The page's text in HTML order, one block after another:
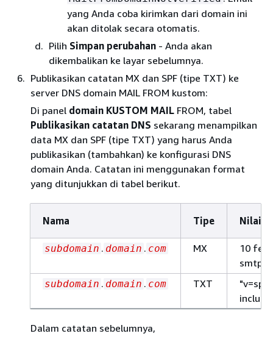
yang Anda coba kirimkan dari domain ini
akan ditolak secara otomatis.
Pilih Simpan perubahan - Anda akan
dikembalikan ke layar sebelumnya.
Publikasikan catatan MX dan SPF (tipe TXT) ke
server DNS domain MAIL FROM kustom:
Di panel domain KUSTOM MAIL FROM, tabel
Publikasikan catatan DNS sekarang menampilkan
data MX dan SPF (tipe TXT) yang harus Anda
publikasikan (tambahkan) ke konfigurasi DNS
domain Anda. Catatan ini menggunakan format
yang ditunjukkan di tabel berikut.
Nama Tipe Nilai
subdomain . domain . com MX
10
smtp.
subdomain . domain . com TXT
Dalam catatan sebelumnya,